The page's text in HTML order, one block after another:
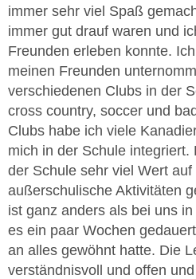
immer sehr viel Spaß
immer gut drauf waren und
Freunden erleben konnte.
meinen Freunden
verschiedenen Clubs in der
cross country, soccer und
Clubs habe ich viele
mich in der Schule integriert.
der Schule sehr viel Wert auf
außerschulische Aktivitäten
ist ganz anders als bei uns
es ein paar Wochen
an alles gewöhnt hatte. Die
verständnisvoll und offen